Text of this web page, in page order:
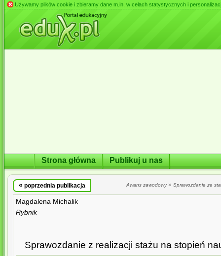
Używamy plików cookie i zbieramy dane m.in. w celach statystycznych i
Strona główna Publikuj u nas
« poprzednia publikacja Awans zawodowy» Sprawozdanie ze
Magdalena Michalik
Rybnik
Sprawozdanie z realizacji stażu na stopień